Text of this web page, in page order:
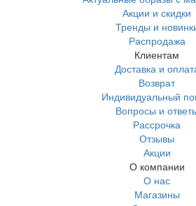
Акции и скидки
Тренды и
Распродажа
Клиентам
Доставка и
Возврат
Индивидуальный
Вопросы и
Рассрочка
Отзывы
Акции
О компании
О нас
Магазины